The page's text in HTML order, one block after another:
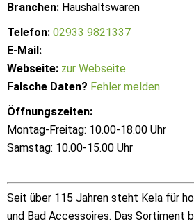
Branchen: Haushaltswaren
Telefon: 02933 9821337
E-Mail:
Webseite: zur Webseite
Falsche Daten? Fehler melden
Öffnungszeiten:
Montag-Freitag: 10.00-18.00 Uhr
Samstag: 10.00-15.00 Uhr
Seit über 115 Jahren steht Kela für
und Bad Accessoires. Das Sortiment